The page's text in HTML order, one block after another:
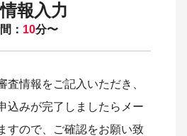
報入力
： 10分〜
査情報をご記入いただき、
込みが完了しましたらメー
すので、ご確認をお願い致